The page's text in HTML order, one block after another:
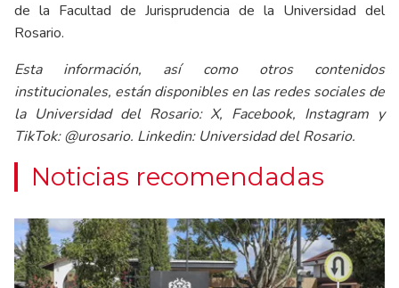
de la Facultad de Jurisprudencia de la Universidad del
Rosario.
Esta información, así como otros contenidos
institucionales, están disponibles en las redes sociales de
la Universidad del Rosario: X, Facebook, Instagram y
TikTok: @urosario. Linkedin: Universidad del Rosario.
Noticias recomendadas